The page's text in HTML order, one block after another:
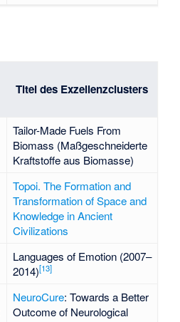
Titel des Exzellenzclusters
Tailor-Made Fuels From
Biomass (Maßgeschneiderte
Kraftstoffe aus Biomasse)
Topoi. The Formation and
Transformation of Space and
Knowledge in Ancient
Civilizations
Languages of Emotion (2007–
2014)[13]
NeuroCure: Towards a Better
Outcome of Neurological